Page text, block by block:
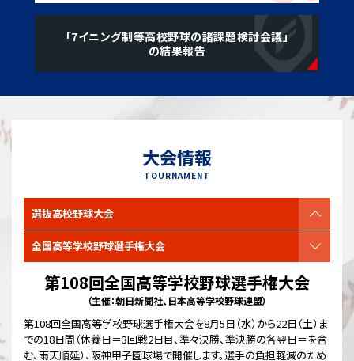
「7イニング制等高校野球の諸課題検討会議」
の結果報告
大会情報
TOURNAMENT
選抜高校野球大会
全国高等学校野球選手権大会
第108回全国高等学校野球選手権大会
（主催：朝日新聞社、日本高等学校野球連盟）
第108回全国高等学校野球選手権大会を8月5日（水）から22日（土）ま
での18日間（休養日＝3回戦2日目、準々決勝、準決勝の各翌日＝を含
む、雨天順延）、阪神甲子園球場で開催します。選手の負担軽減のため